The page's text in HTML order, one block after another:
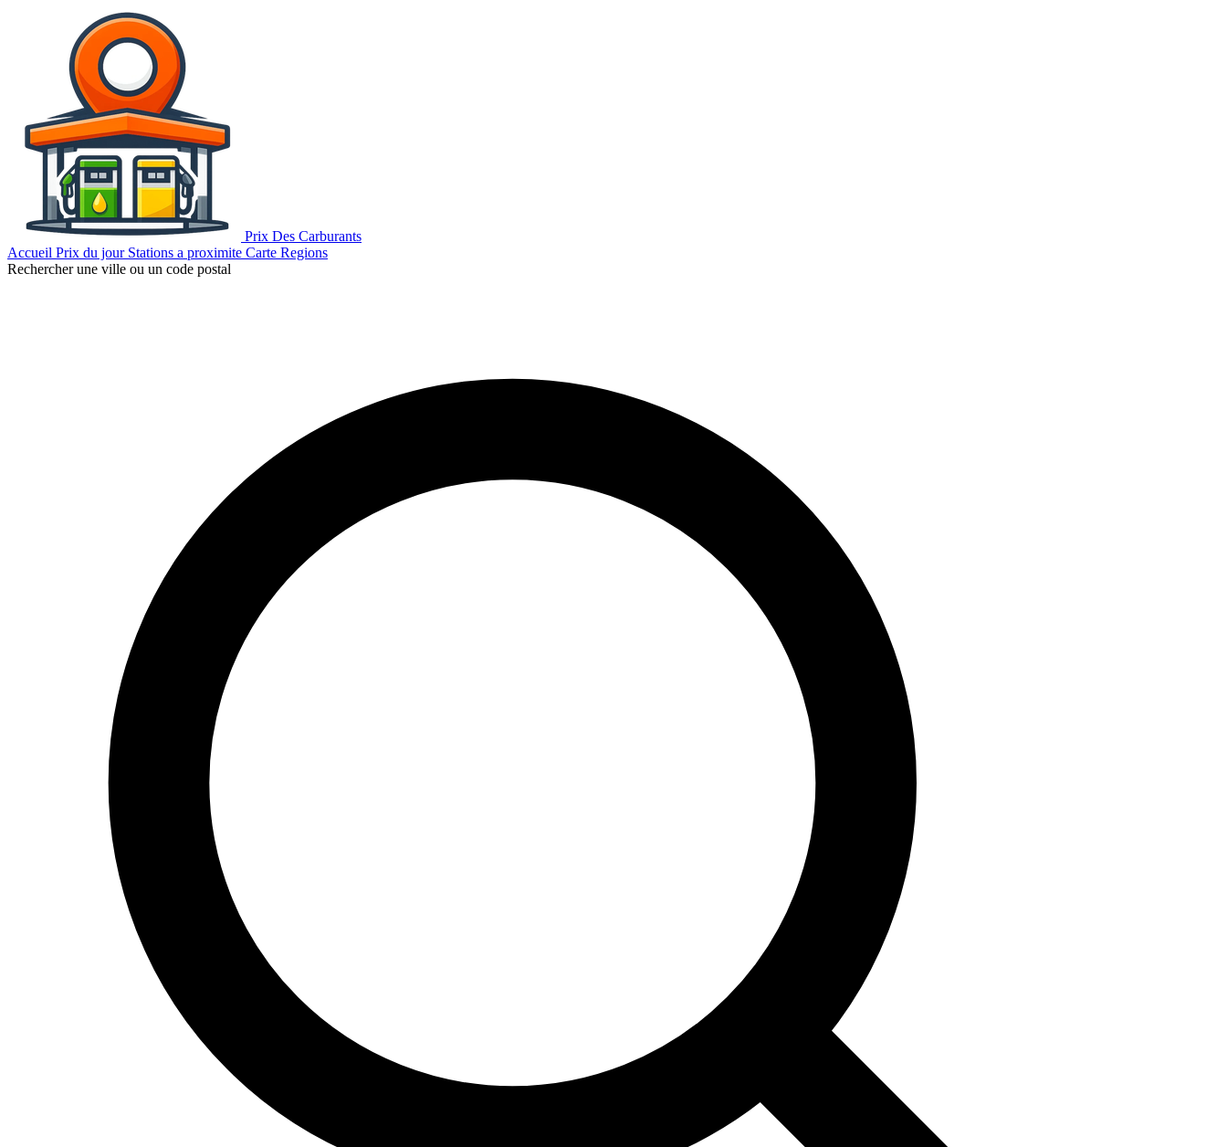
Prix Des Carburants
Accueil Prix du jour Stations a proximite Carte Regions
Rechercher une ville ou un code postal